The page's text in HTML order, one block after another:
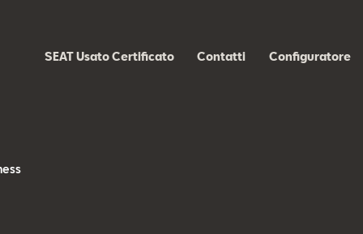
SEAT Usato Certificato Contatti Configuratore